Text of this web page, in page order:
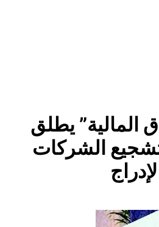
المالية” يطلق
الشركات